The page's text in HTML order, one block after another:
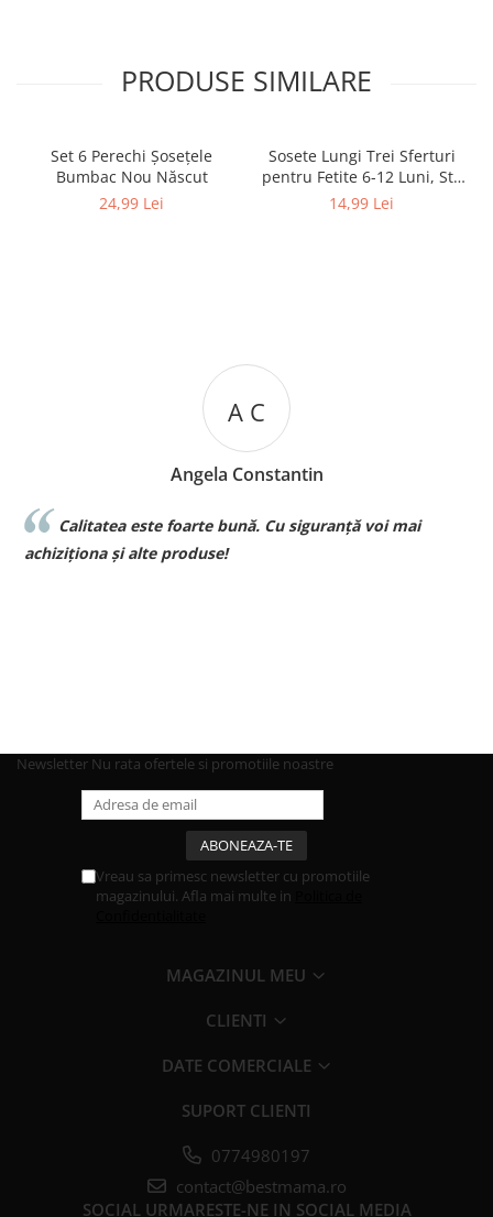
PRODUSE SIMILARE
Set 6 Perechi Şosețele
Bumbac Nou Născut
24,99 Lei
Sosete Lungi Trei Sferturi
pentru Fetite 6-12 Luni, Stil
Dres Dantelat, cu Fundita
14,99 Lei
A C
Angela Constantin
Calitatea este foarte bună. Cu siguranță voi mai
achiziționa și alte produse!
Newsletter Nu rata ofertele si promotiile noastre
Vreau sa primesc newsletter cu promotiile
magazinului. Afla mai multe in
MAGAZINUL MEU
CLIENTI
DATE COMERCIALE
SUPORT CLIENTI
0774980197
contact@bestmama.ro
SOCIAL URMARESTE-NE IN SOCIAL MEDIA